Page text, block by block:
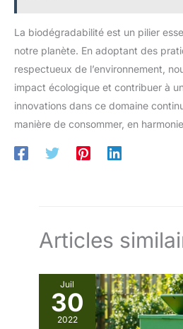
La biodégradabilité est un pilier
notre planète. En adoptant des
respectueux de l’environnement,
impact écologique et contribuer à
innovations dans ce domaine
manière de consommer, en
Articles
Juil
30
2022